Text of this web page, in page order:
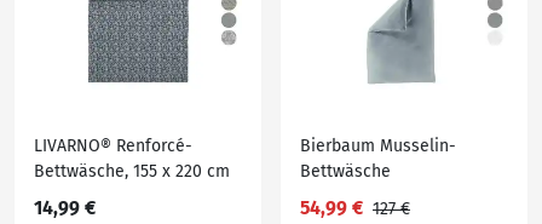
LIVARNO® Renforcé-
Bettwäsche, 155 x 220 cm
14,99 €
Bierbaum Musselin-
Bettwäsche
54,99 € 127 €